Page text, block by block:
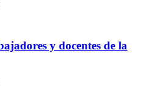
y docentes de la